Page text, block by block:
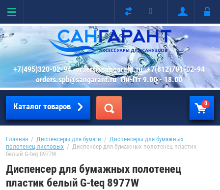
0
+7(495)320-02-94 orders@sangarant.ru +7(812)701-02-94
orders.spb@sangarant.ru Пн-Пт 9.00 - 18.00
Каталог товаров 0
Главная
  /
Диспенсеры для бумаги
  /
Диспенсеры для бумажных
полотенец листовых
  /  Диспенсер для бумажных полотенец пластик
белый G-teq 8977W
Диспенсер для бумажных полотенец
пластик белый G-teq 8977W